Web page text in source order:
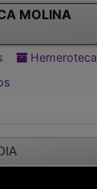
MOLINA
Hemeroteca